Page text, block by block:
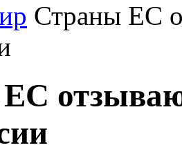
Страны ЕС